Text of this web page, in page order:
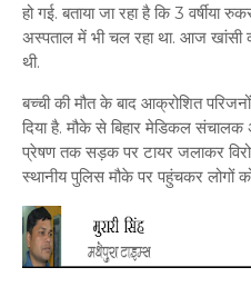
हो गई. बताया जा रहा है कि 3 वर्षीया
अस्पताल में भी चल रहा था. आज खांसी
थी.
बच्ची की मौत के बाद आक्रोशित
दिया है. मौके से बिहार मेडिकल
प्रेषण तक सड़क पर टायर जलाकर
स्थानीय पुलिस मौके पर पहुंचकर लोगों